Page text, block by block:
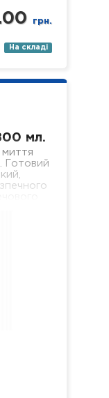
грн.
На складі
мл.
миття
Готовий